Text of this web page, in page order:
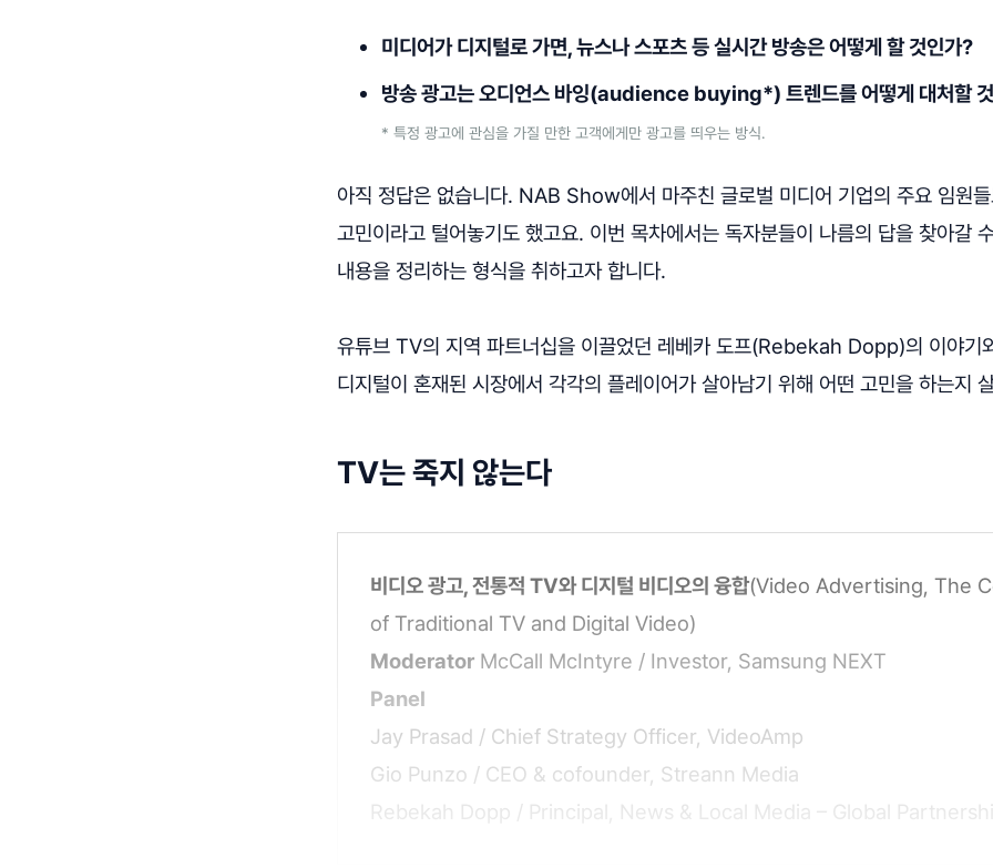
미디어가 디지털로 가면, 뉴스나 스포츠 등 실시간 방송은 어떻게 할 것인가?
방송 광고는 오디언스 바잉(audience buying*) 트렌드를 어떻게 대처할
* 특정 광고에 관심을 가질 만한 고객에게만 광고를 띄우는 방식.
아직 정답은 없습니다. NAB Show에서 마주친 글로벌 미디어 기업의 주요 임원
고민이라고 털어놓기도 했고요. 이번 목차에서는 독자분들이 나름의 답을 찾아갈
내용을 정리하는 형식을 취하고자 합니다.
유튜브 TV의 지역 파트너십을 이끌었던 레베카 도프(Rebekah Dopp)의 이야기
디지털이 혼재된 시장에서 각각의 플레이어가 살아남기 위해 어떤 고민을 하는지
TV는 죽지 않는다
비디오 광고, 전통적 TV와 디지털 비디오의 융합(Video Advertising, The
of Traditional TV and Digital Video)
Moderator McCall McIntyre / Investor, Samsung NEXT
Panel
Jay Prasad / Chief Strategy Officer, VideoAmp
Gio Punzo / CEO & cofounder, Streann Media
Rebekah Dopp / Principal, News & Local Media – Global